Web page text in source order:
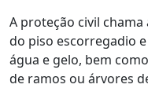
A proteção civil
do piso escorregadio
água e gelo, bem
de ramos ou árvores